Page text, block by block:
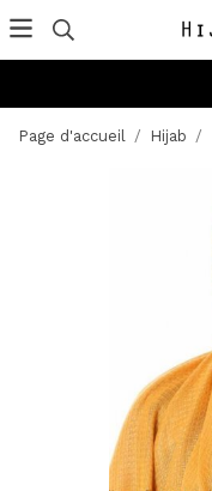
Page d'accueil / Hijab /